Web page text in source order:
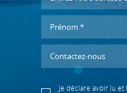
Je déclare avoir lu et